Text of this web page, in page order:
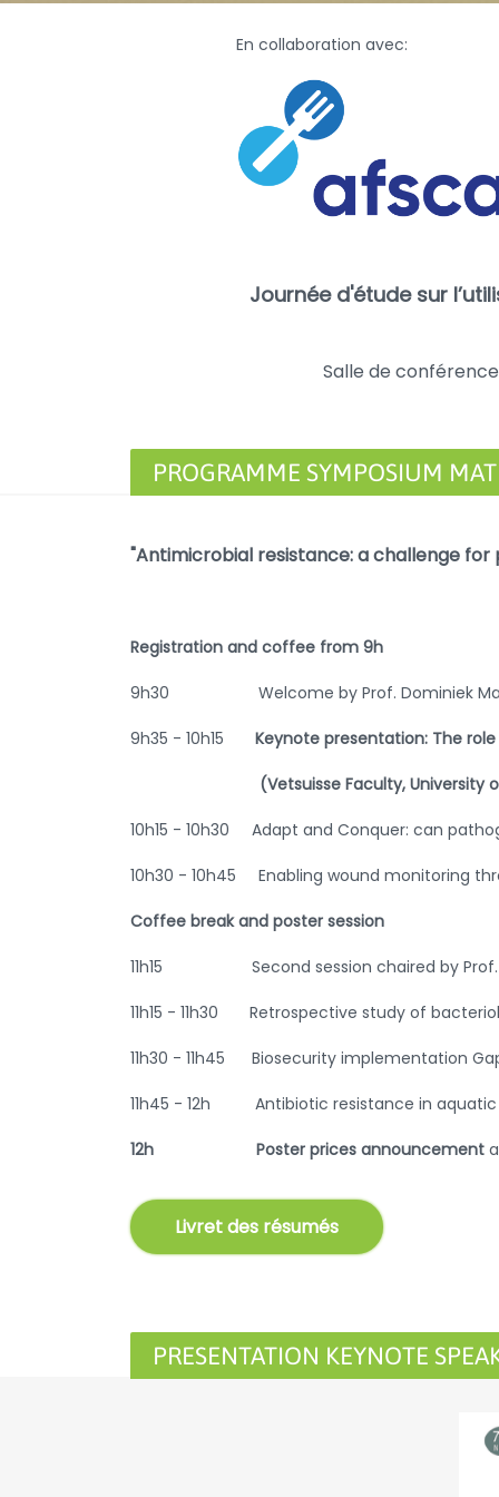
En collaboration avec:
Journée d'étude sur
Salle de
PROGRAMME SYMPOSIUM
"Antimicrobial resistance: a challenge
Registration and coffee from 9h
9h30 Welcome by Prof. Dominiek Maes
9h35 - 10h15 Keynote presentation: The
(Vetsuisse Faculty, University of
10h15 - 10h30 Adapt and Conquer: can
10h30 - 10h45 Enabling wound monitoring
Coffee break and poster session
11h15 Second session chaired by Prof.
11h15 - 11h30 Retrospective study of
11h30 - 11h45 Biosecurity implementation
11h45 - 12h Antibiotic resistance in
12h Poster prices announcement
Livret des résumés
PRESENTATION KEYNOTE